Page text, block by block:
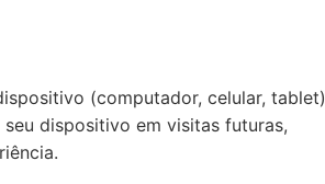
(computador, celular, tablet)
dispositivo em visitas futuras,